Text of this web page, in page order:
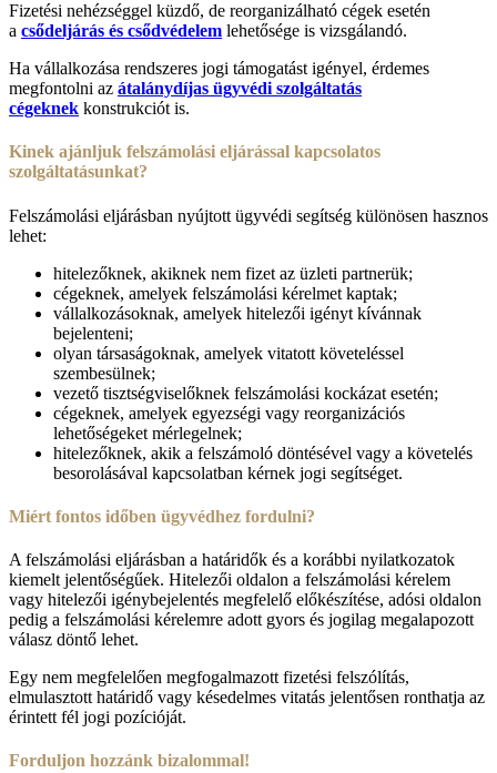
Fizetési nehézséggel küzdő, de reorganizálható cégek esetén
a csődeljárás és csődvédelem lehetősége is vizsgálandó.
Ha vállalkozása rendszeres jogi támogatást igényel, érdemes
megfontolni az átalánydíjas ügyvédi szolgáltatás
cégeknek konstrukciót is.
Kinek ajánljuk felszámolási eljárással kapcsolatos
szolgáltatásunkat?
Felszámolási eljárásban nyújtott ügyvédi segítség különösen hasznos
lehet:
hitelezőknek, akiknek nem fizet az üzleti partnerük;
cégeknek, amelyek felszámolási kérelmet kaptak;
vállalkozásoknak, amelyek hitelezői igényt kívánnak
bejelenteni;
olyan társaságoknak, amelyek vitatott követeléssel
szembesülnek;
vezető tisztségviselőknek felszámolási kockázat esetén;
cégeknek, amelyek egyezségi vagy reorganizációs
lehetőségeket mérlegelnek;
hitelezőknek, akik a felszámoló döntésével vagy a követelés
besorolásával kapcsolatban kérnek jogi segítséget.
Miért fontos időben ügyvédhez fordulni?
A felszámolási eljárásban a határidők és a korábbi nyilatkozatok
kiemelt jelentőségűek. Hitelezői oldalon a felszámolási kérelem
vagy hitelezői igénybejelentés megfelelő előkészítése, adósi oldalon
pedig a felszámolási kérelemre adott gyors és jogilag megalapozott
válasz döntő lehet.
Egy nem megfelelően megfogalmazott fizetési felszólítás,
elmulasztott határidő vagy késedelmes vitatás jelentősen ronthatja az
érintett fél jogi pozícióját.
Forduljon hozzánk bizalommal!